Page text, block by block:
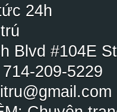
24h
Blvd #104E
209-5229